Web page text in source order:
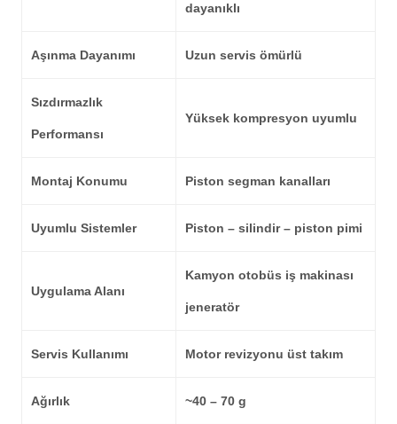
dayanıklı
Aşınma Dayanımı Uzun servis ömürlü
Sızdırmazlık
Performansı
Yüksek kompresyon uyumlu
Montaj Konumu Piston segman kanalları
Uyumlu Sistemler Piston – silindir – piston pimi
Uygulama Alanı
Kamyon otobüs iş makinası
jeneratör
Servis Kullanımı Motor revizyonu üst takım
Ağırlık ~40 – 70 g